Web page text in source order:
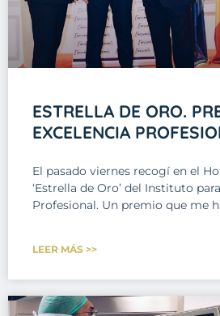
ESTRELLA DE ORO.
EXCELENCIA
El pasado viernes recogí en el
‘Estrella de Oro’ del Instituto
Profesional. Un premio que me
LEER MÁS >>